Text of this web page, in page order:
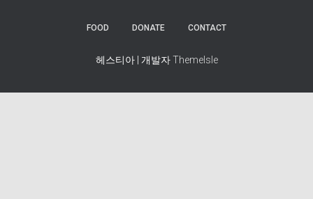
FOOD DONATE CONTACT
헤스티아 | 개발자ThemeIsle